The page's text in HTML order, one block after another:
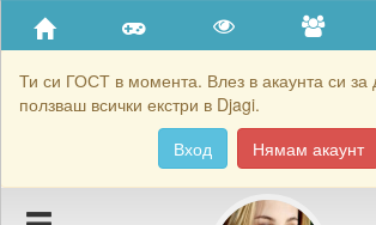
Ти си ГОСТ в момента. Влез в акаунта си за
ползваш всички екстри в Djagi.
Вход
Нямам акаунт
Приятели
Хронология на игри